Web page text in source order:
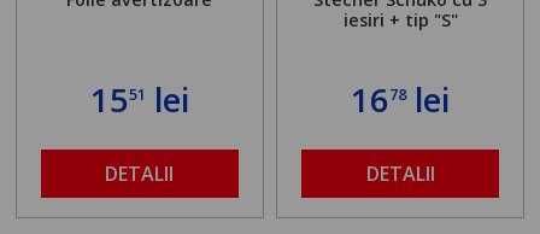
1551 lei
DETALII
iesiri + tip "S"
1678lei
DETALII